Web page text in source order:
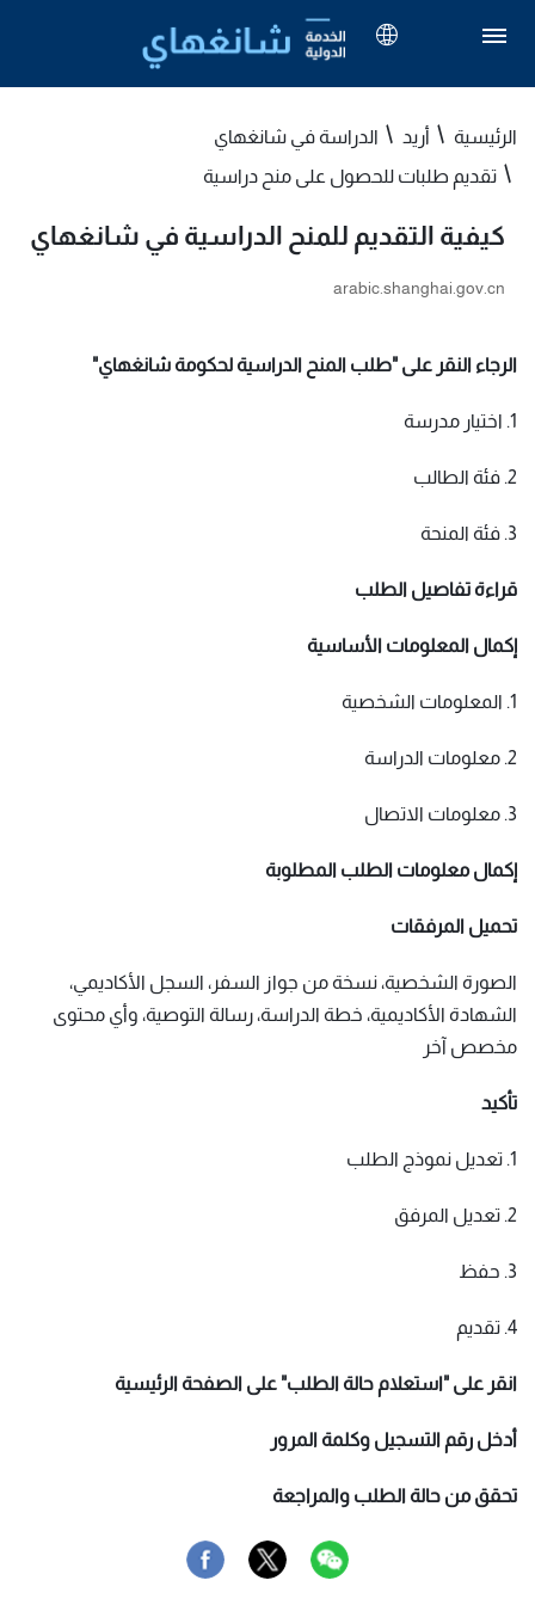
الرئيسية أريد
الدراسة في شانغهاي
تقديم طلبات للحصول على منح دراسية
كيفية التقديم للمنح الدراسية في شانغهاي
arabic.shanghai.gov.cn
الرجاء النقر على "طلب المنح الدراسية لحكومة شانغهاي"
1. اختيار مدرسة
2. فئة الطالب
3. فئة المنحة
قراءة تفاصيل الطلب
إكمال المعلومات الأساسية
1. المعلومات الشخصية
2. معلومات الدراسة
3. معلومات الاتصال
إكمال معلومات الطلب المطلوبة
تحميل المرفقات
الصورة الشخصية، نسخة من جواز السفر، السجل الأكاديمي،
الشهادة الأكاديمية، خطة الدراسة، رسالة التوصية، وأي محتوى
مخصص آخر
تأكيد
1. تعديل نموذج الطلب
2. تعديل المرفق
3. حفظ
4. تقديم
انقر على "استعلام حالة الطلب" على الصفحة الرئيسية
أدخل رقم التسجيل وكلمة المرور
تحقق من حالة الطلب والمراجعة